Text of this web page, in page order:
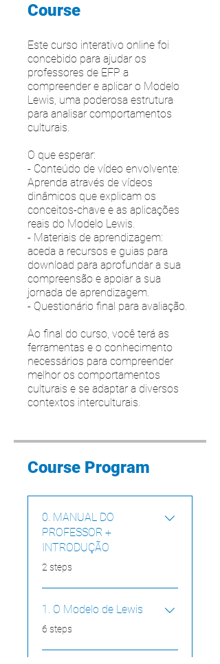
Course
Este curso interativo online foi
concebido para ajudar os
professores de EFP a
compreender e aplicar o Modelo
Lewis, uma poderosa estrutura
para analisar comportamentos
culturais.
O que esperar:
- Conteúdo de vídeo envolvente:
Aprenda através de vídeos
dinâmicos que explicam os
conceitos-chave e as aplicações
reais do Modelo Lewis.
- Materiais de aprendizagem:
aceda a recursos e guias para
download para aprofundar a sua
compreensão e apoiar a sua
jornada de aprendizagem.
- Questionário final para avaliação.
Ao final do curso, você terá as
ferramentas e o conhecimento
necessários para compreender
melhor os comportamentos
culturais e se adaptar a diversos
contextos interculturais.
Course Program
0. MANUAL DO
PROFESSOR +
INTRODUÇÃO
.2 steps
1. O Modelo de Lewis
.6 steps